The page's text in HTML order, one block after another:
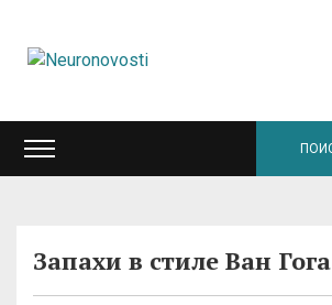
Запахи в стиле Ван Гога